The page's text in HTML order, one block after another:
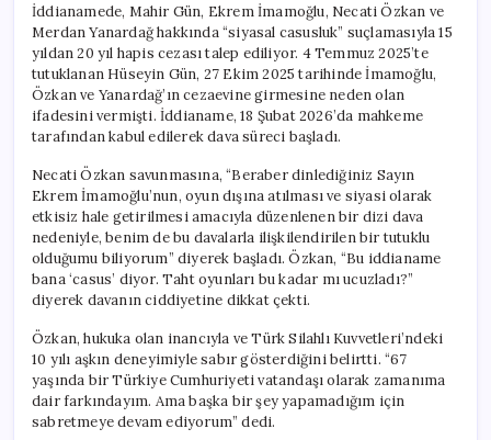
İddianamede, Mahir Gün, Ekrem İmamoğlu, Necati Özkan ve
Merdan Yanardağ hakkında “siyasal casusluk” suçlamasıyla 15
yıldan 20 yıl hapis cezası talep ediliyor. 4 Temmuz 2025’te
tutuklanan Hüseyin Gün, 27 Ekim 2025 tarihinde İmamoğlu,
Özkan ve Yanardağ’ın cezaevine girmesine neden olan
ifadesini vermişti. İddianame, 18 Şubat 2026’da mahkeme
tarafından kabul edilerek dava süreci başladı.
Necati Özkan savunmasına, “Beraber dinlediğiniz Sayın
Ekrem İmamoğlu’nun, oyun dışına atılması ve siyasi olarak
etkisiz hale getirilmesi amacıyla düzenlenen bir dizi dava
nedeniyle, benim de bu davalarla ilişkilendirilen bir tutuklu
olduğumu biliyorum” diyerek başladı. Özkan, “Bu iddianame
bana ‘casus’ diyor. Taht oyunları bu kadar mı ucuzladı?”
diyerek davanın ciddiyetine dikkat çekti.
Özkan, hukuka olan inancıyla ve Türk Silahlı Kuvvetleri’ndeki
10 yılı aşkın deneyimiyle sabır gösterdiğini belirtti. “67
yaşında bir Türkiye Cumhuriyeti vatandaşı olarak zamanıma
dair farkındayım. Ama başka bir şey yapamadığım için
sabretmeye devam ediyorum” dedi.